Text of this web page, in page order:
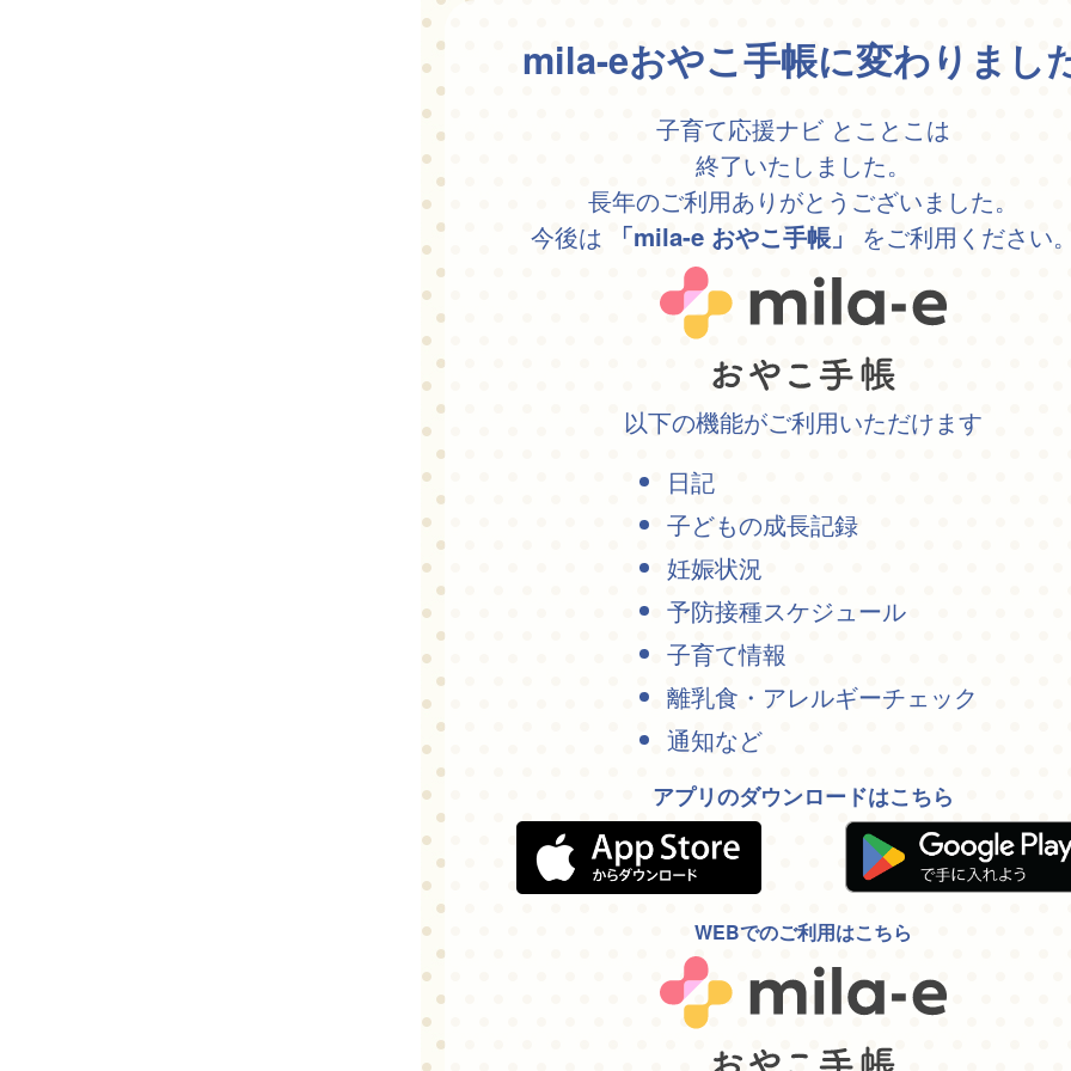
mila-eおやこ手帳に変わりまし
子育て応援ナビ とことこは
終了いたしました。
長年のご利用ありがとうございました。
今後は
「mila-e おやこ手帳」 をご利用ください
以下の機能がご利用いただけます
日記
子どもの成長記録
妊娠状況
予防接種スケジュール
子育て情報
離乳食・アレルギーチェック
通知など
アプリのダウンロードはこちら
WEBでのご利用はこちら